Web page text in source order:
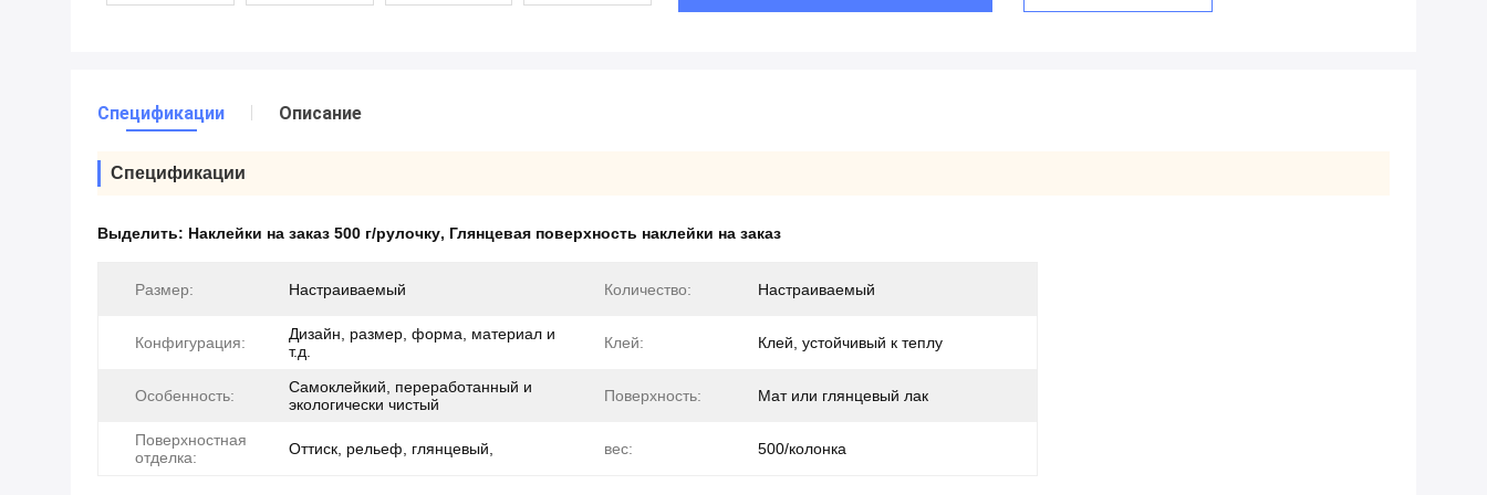
Спецификации Описание
Спецификации
Выделить: Наклейки на заказ 500 г/рулочку, Глянцевая поверхность наклейки на заказ
Размер: Настраиваемый Количество: Настраиваемый
Конфигурация:
Дизайн, размер, форма, материал и
т.д.
Клей: Клей, устойчивый к теплу
Особенность:
Самоклейкий, переработанный и
экологически чистый
Поверхность: Мат или глянцевый лак
Поверхностная
отделка:
Оттиск, рельеф, глянцевый, вес: 500/колонка